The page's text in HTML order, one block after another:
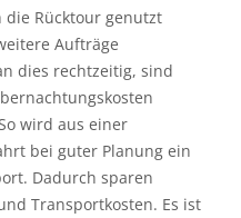
Rücktour genutzt
Aufträge
dies rechtzeitig, sind
wird aus einer
bei guter Planung ein
Dadurch sparen
Transportkosten. Es ist